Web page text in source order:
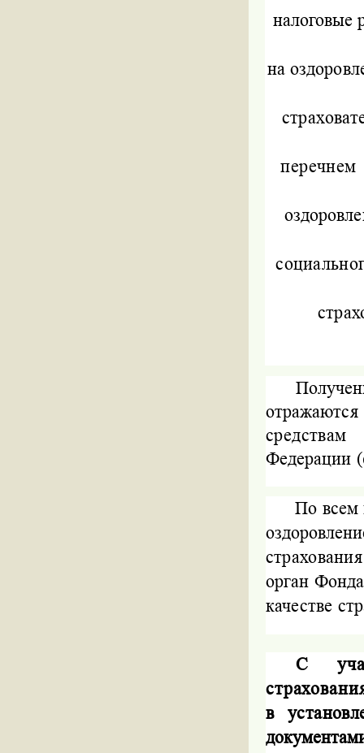
налоговые
на
перечнем
Федерации
По всем
орган
качестве
С
в